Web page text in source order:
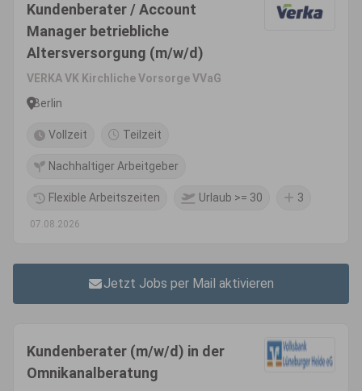
Kundenberater / Account
Manager betriebliche
Altersversorgung (m/w/d)
VERKA VK Kirchliche Vorsorge VVaG
Berlin
Vollzeit Teilzeit
Nachhaltiger Arbeitgeber
Flexible Arbeitszeiten Urlaub >= 30 3
07.08.2026
Jetzt Jobs per Mail aktivieren
Kundenberater (m/w/d) in der
Omnikanalberatung